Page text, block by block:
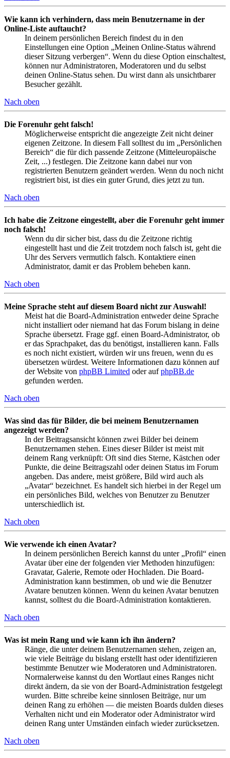
Wie kann ich verhindern, dass mein Benutzername in der
Online-Liste auftaucht?
In deinem persönlichen Bereich findest du in den
Einstellungen eine Option „Meinen Online-Status während
dieser Sitzung verbergen“. Wenn du diese Option einschaltest,
können nur Administratoren, Moderatoren und du selbst
deinen Online-Status sehen. Du wirst dann als unsichtbarer
Besucher gezählt.
Nach oben
Die Forenuhr geht falsch!
Möglicherweise entspricht die angezeigte Zeit nicht deiner
eigenen Zeitzone. In diesem Fall solltest du im „Persönlichen
Bereich“ die für dich passende Zeitzone (Mitteleuropäische
Zeit, ...) festlegen. Die Zeitzone kann dabei nur von
registrierten Benutzern geändert werden. Wenn du noch nicht
registriert bist, ist dies ein guter Grund, dies jetzt zu tun.
Nach oben
Ich habe die Zeitzone eingestellt, aber die Forenuhr geht immer
noch falsch!
Wenn du dir sicher bist, dass du die Zeitzone richtig
eingestellt hast und die Zeit trotzdem noch falsch ist, geht die
Uhr des Servers vermutlich falsch. Kontaktiere einen
Administrator, damit er das Problem beheben kann.
Nach oben
Meine Sprache steht auf diesem Board nicht zur Auswahl!
Meist hat die Board-Administration entweder deine Sprache
nicht installiert oder niemand hat das Forum bislang in deine
Sprache übersetzt. Frage ggf. einen Board-Administrator, ob
er das Sprachpaket, das du benötigst, installieren kann. Falls
es noch nicht existiert, würden wir uns freuen, wenn du es
übersetzen würdest. Weitere Informationen dazu können auf
der Website von phpBB Limited oder aufphpBB.de
gefunden werden.
Nach oben
Was sind das für Bilder, die bei meinem Benutzernamen
angezeigt werden?
In der Beitragsansicht können zwei Bilder bei deinem
Benutzernamen stehen. Eines dieser Bilder ist meist mit
deinem Rang verknüpft: Oft sind dies Sterne, Kästchen oder
Punkte, die deine Beitragszahl oder deinen Status im Forum
angeben. Das andere, meist größere, Bild wird auch als
„Avatar“ bezeichnet. Es handelt sich hierbei in der Regel um
ein persönliches Bild, welches von Benutzer zu Benutzer
unterschiedlich ist.
Nach oben
Wie verwende ich einen Avatar?
In deinem persönlichen Bereich kannst du unter „Profil“ einen
Avatar über eine der folgenden vier Methoden hinzufügen:
Gravatar, Galerie, Remote oder Hochladen. Die Board-
Administration kann bestimmen, ob und wie die Benutzer
Avatare benutzen können. Wenn du keinen Avatar benutzen
kannst, solltest du die Board-Administration kontaktieren.
Nach oben
Was ist mein Rang und wie kann ich ihn ändern?
Ränge, die unter deinem Benutzernamen stehen, zeigen an,
wie viele Beiträge du bislang erstellt hast oder identifizieren
bestimmte Benutzer wie Moderatoren und Administratoren.
Normalerweise kannst du den Wortlaut eines Ranges nicht
direkt ändern, da sie von der Board-Administration festgelegt
wurden. Bitte schreibe keine sinnlosen Beiträge, nur um
deinen Rang zu erhöhen — die meisten Boards dulden dieses
Verhalten nicht und ein Moderator oder Administrator wird
deinen Rang unter Umständen einfach wieder zurücksetzen.
Nach oben